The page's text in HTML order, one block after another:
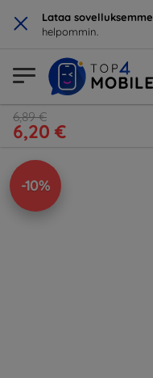
× Lataa sovelluksemme
helpommin.
6,89 €
6,20 €
-10%